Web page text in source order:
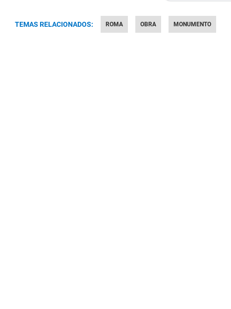
TEMAS RELACIONADOS: ROMA OBRA MONUMENTO